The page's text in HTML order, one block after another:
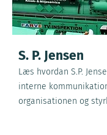
S. P. Jensen
Læs hvordan S.P.
interne
organisationen og